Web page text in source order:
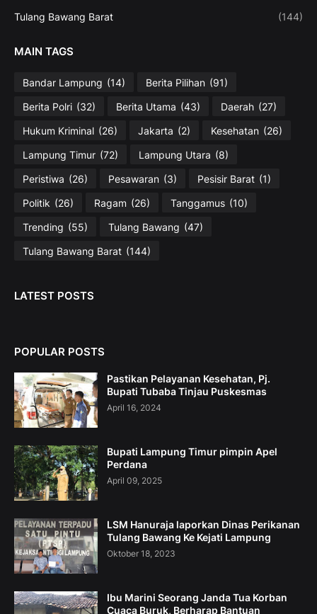
Tulang Bawang Barat (144)
MAIN TAGS
Bandar Lampung (14) Berita Pilihan (91)
Berita Polri (32) Berita Utama (43) Daerah (27)
Hukum Kriminal (26) Jakarta (2) Kesehatan (26)
Lampung Timur (72) Lampung Utara (8)
Peristiwa (26) Pesawaran (3) Pesisir Barat (1)
Politik (26) Ragam (26) Tanggamus (10)
Trending (55) Tulang Bawang (47)
Tulang Bawang Barat (144)
LATEST POSTS
POPULAR POSTS
Pastikan Pelayanan Kesehatan, Pj.
Bupati Tubaba Tinjau Puskesmas
April 16, 2024
Bupati Lampung Timur pimpin Apel
Perdana
April 09, 2025
LSM Hanuraja laporkan Dinas Perikanan
Tulang Bawang Ke Kejati Lampung
Oktober 18, 2023
Ibu Marini Seorang Janda Tua Korban
Cuaca Buruk, Berharap Bantuan